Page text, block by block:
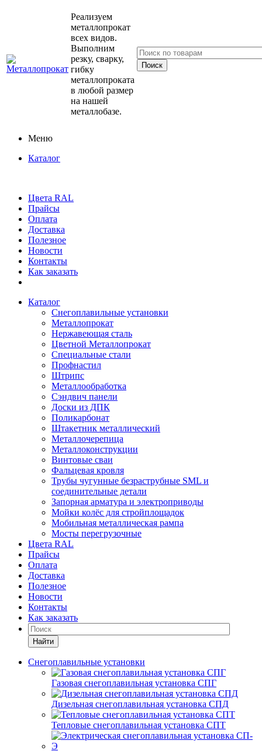
Реализуем
металлопрокат
всех видов.
Выполним
резку, сварку,
гибку
металлопроката
в любой размер
на нашей
металлобазе.
Меню
Каталог
Цвета RAL
Прайсы
Оплата
Доставка
Полезное
Новости
Контакты
Как заказать
Каталог
Снегоплавильные установки
Металлопрокат
Нержавеющая сталь
Цветной Металлопрокат
Специальные стали
Профнастил
Штрипс
Металлообработка
Сэндвич панели
Доски из ДПК
Поликарбонат
Штакетник металлический
Металлочерепица
Металлоконструкции
Винтовые сваи
Фальцевая кровля
Трубы чугунные безраструбные SML и
соединительные детали
Запорная арматура и электроприводы
Мойки колёс для стройплощадок
Мобильная металлическая рампа
Мосты перегрузочные
Цвета RAL
Прайсы
Оплата
Доставка
Полезное
Новости
Контакты
Как заказать
Найти
Снегоплавильные установки
Газовая снегоплавильная установка СПГ
Дизельная снегоплавильная установка СПД
Тепловые снегоплавильная установка СПТ